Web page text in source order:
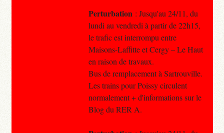
Perturbation : Jusqu'au 24/11, du
lundi au vendredi à partir de 22h15,
le trafic est interrompu entre
Maisons-Laffitte et Cergy – Le Haut
en raison de travaux.
Bus de remplacement à Sartrouville.
Les trains pour Poissy circulent
normalement + d'informations sur le
Blog du RER A.